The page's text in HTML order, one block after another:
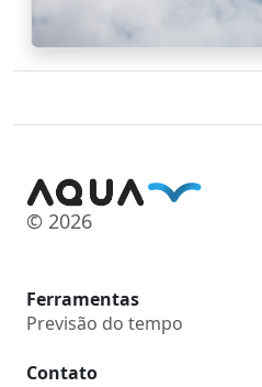
© 2026
Ferramentas
Previsão do tempo
Contato